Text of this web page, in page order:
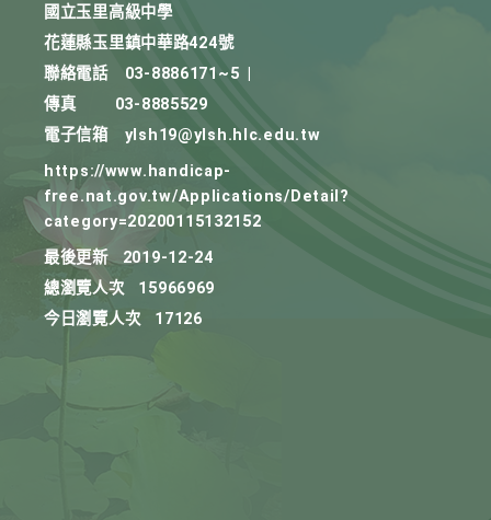
國立玉里高級中學
花蓮縣玉里鎮中華路424號
聯絡電話
03-8886171~5
傳真
03-8885529
電子信箱
ylsh19@ylsh.hlc.edu.tw
https://www.handicap-
free.nat.gov.tw/Applications/Detail?
category=20200115132152
最後更新
2019-12-24
總瀏覽人次
15966969
今日瀏覽人次
17126